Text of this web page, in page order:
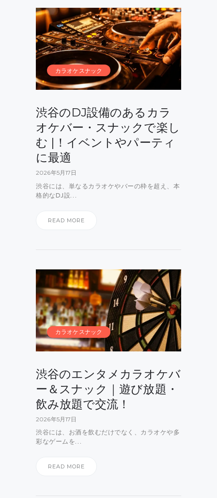
カラオケスナック
渋谷のDJ設備のあるカラ
オケバー・スナックで楽し
む |！イベントやパーティ
に最適
2026年5月17日
渋谷には、単なるカラオケやバーの枠を超え、本
格的なDJ設…
READ MORE
カラオケスナック
渋谷のエンタメカラオケバ
ー＆スナック｜遊び放題・
飲み放題で交流！
2026年5月17日
渋谷には、お酒を飲むだけでなく、カラオケや多
彩なゲームを…
READ MORE